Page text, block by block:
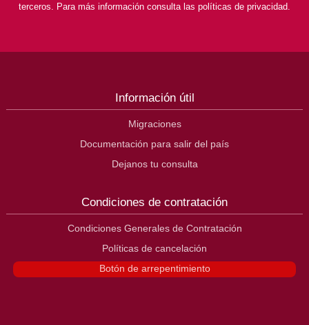
terceros. Para más información consulta las políticas de privacidad.
Información útil
Migraciones
Documentación para salir del país
Dejanos tu consulta
Condiciones de contratación
Condiciones Generales de Contratación
Políticas de cancelación
Botón de arrepentimiento